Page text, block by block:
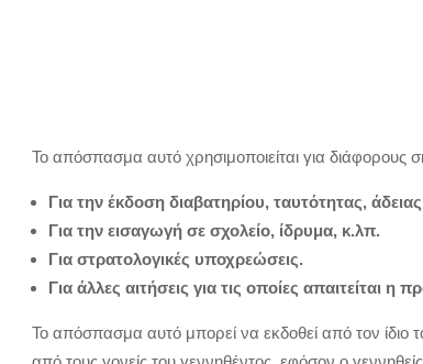
Το απόσπασμα αυτό χρησιμοποιείται για διάφορους
Για την έκδοση διαβατηρίου, ταυτότητας,
Για την εισαγωγή σε σχολείο, ίδρυμα, κ.λπ.
Για στρατολογικές υποχρεώσεις.
Για άλλες αιτήσεις για τις οποίες απαιτείται
Το απόσπασμα αυτό μπορεί να εκδοθεί από τον ίδιο